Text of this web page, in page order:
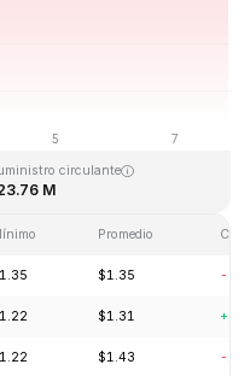
circulante
M
Promedio
$1.35 -
$1.31
$1.43 -